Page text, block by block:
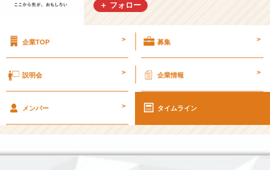
グ
ス】
る
ュ
ケ
＋ フォロー
企業TOP > 募集 >
説明会 > 企業情報 >
メンバー > タイムライン